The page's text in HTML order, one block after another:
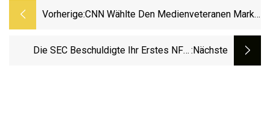
Vorherige:CNN Wählte Den Medienveteranen Mark
Vorsitzenden
Die SEC Beschuldigte Ihr Erstes NFT- :nächste